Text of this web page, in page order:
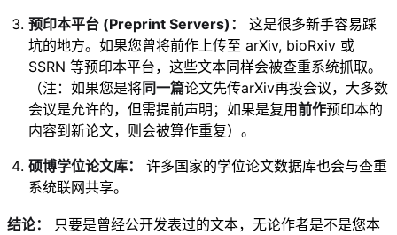
预印本平台 (Preprint Servers)：
这是很多新手容易踩
坑的地方。如果您曾将前作上传至 arXiv, bioRxiv 或
SSRN 等预印本平台，这些文本同样会被查重系统抓取。
（注：如果您是将同一篇论文先传arXiv再投会议，大多数
会议是允许的，但需提前声明；如果是复用前作预印本的
内容到新论文，则会被算作重复）。
硕博学位论文库：
许多国家的学位论文数据库也会与查重
系统联网共享。
结论：
只要是曾经公开发表过的文本，无论作者是不是您本